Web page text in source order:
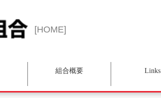
[HOME]
組合概要 Links